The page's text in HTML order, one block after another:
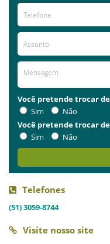
Você pretende trocar
Sim
Não
Você pretende trocar
Sim
Não
Telefones
(51) 3059-8744
Visite nosso site